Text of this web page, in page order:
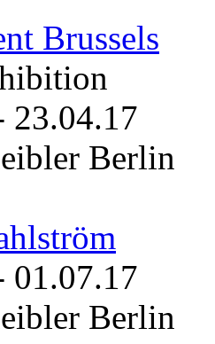
Brussels
23.04.17
Berlin
01.07.17
Berlin